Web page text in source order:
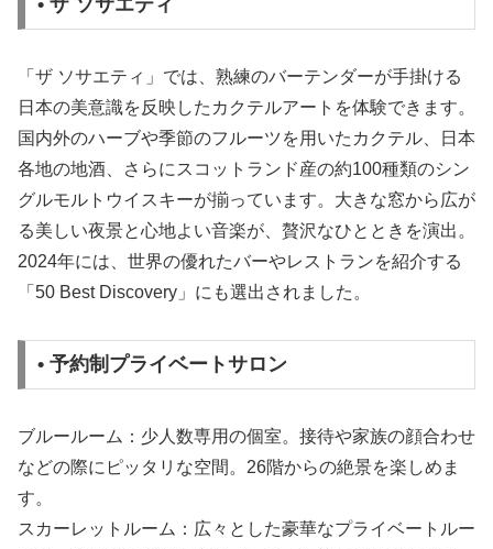
「ザ ソサエティ」では、熟練のバーテンダーが手掛ける
日本の美意識を反映したカクテルアートを体験できます。
国内外のハーブや季節のフルーツを用いたカクテル、日本
各地の地酒、さらにスコットランド産の約100種類のシン
グルモルトウイスキーが揃っています。大きな窓から広が
る美しい夜景と心地よい音楽が、贅沢なひとときを演出。
2024年には、世界の優れたバーやレストランを紹介する
「50 Best Discovery」にも選出されました。
• 予約制プライベートサロン
ブルールーム：少人数専用の個室。接待や家族の顔合わせ
などの際にピッタリな空間。26階からの絶景を楽しめま
す。
スカーレットルーム：広々とした豪華なプライベートルー